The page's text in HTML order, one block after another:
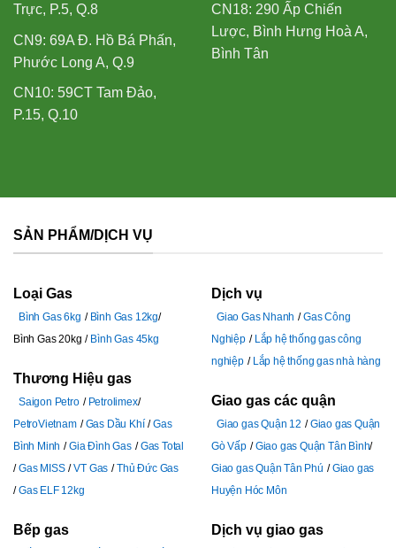
Trực, P.5, Q.8
CN9: 69A Đ. Hồ Bá Phấn,
Phước Long A, Q.9
CN10: 59CT Tam Đảo,
P.15, Q.10
CN18: 290 Ấp Chiến
Lược, Bình Hưng Hoà A,
Bình Tân
SẢN PHẨM/DỊCH VỤ
Loại Gas
Bình Gas 6kg
Bình Gas 12kg
Bình Gas 20kg
Bình Gas 45kg
Thương Hiệu gas
Saigon Petro
Petrolimex
PetroVietnam
Gas Dầu Khí
Gas
Bình Minh
Gia Đình Gas
Gas Total
Gas MISS
VT Gas
Thủ Đức Gas
Gas ELF 12kg
Bếp gas
Dịch vụ
Giao Gas Nhanh
Gas Công
Nghiệp
Lắp hệ thống gas công
nghiệp
Lắp hệ thống gas nhà hàng
Giao gas các quận
Giao gas Quận 12
Giao gas Quận
Gò Vấp
Giao gas Quận Tân Bình
Giao gas Quận Tân Phú
Giao gas
Huyện Hóc Môn
Dịch vụ giao gas